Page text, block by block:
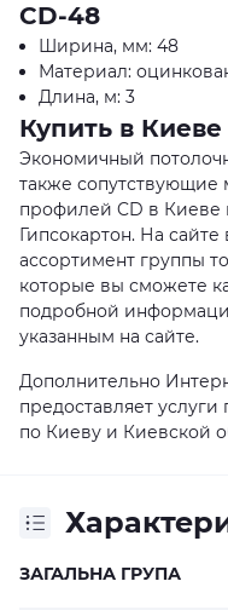
CD-48
Ширина, мм: 48
Материал:
Длина, м: 3
Купить в Киеве
Экономичный
также сопутствующие
профилей CD в Киеве
Гипсокартон. На
ассортимент группы
которые вы сможете
подробной
указанным на сайте.
Дополнительно
предоставляет
по Киеву и Киевской
ЗАГАЛЬНА ГРУПА